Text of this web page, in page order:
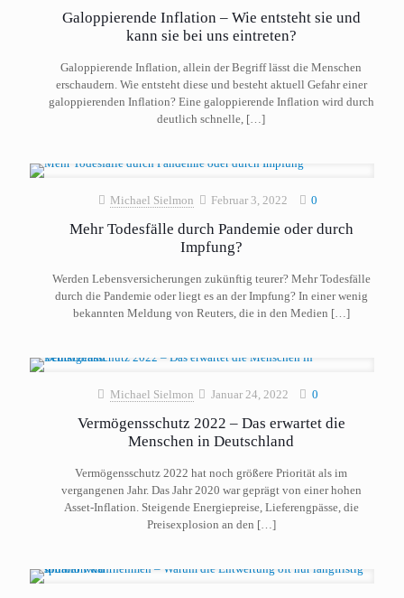
Galoppierende Inflation – Wie entsteht sie und
kann sie bei uns eintreten?
Galoppierende Inflation, allein der Begriff lässt die Menschen
erschaudern. Wie entsteht diese und besteht aktuell Gefahr einer
galoppierenden Inflation? Eine galoppierende Inflation wird durch
deutlich schnelle, […]
Michael Sielmon Februar 3, 2022 0
Mehr Todesfälle durch Pandemie oder durch
Impfung?
Werden Lebensversicherungen zukünftig teurer? Mehr Todesfälle
durch die Pandemie oder liegt es an der Impfung? In einer wenig
bekannten Meldung von Reuters, die in den Medien […]
Michael Sielmon Januar 24, 2022 0
Vermögensschutz 2022 – Das erwartet die
Menschen in Deutschland
Vermögensschutz 2022 hat noch größere Priorität als im
vergangenen Jahr. Das Jahr 2020 war geprägt von einer hohen
Asset-Inflation. Steigende Energiepreise, Lieferengpässe, die
Preisexplosion an den […]